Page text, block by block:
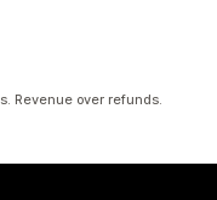
Revenue over refunds.